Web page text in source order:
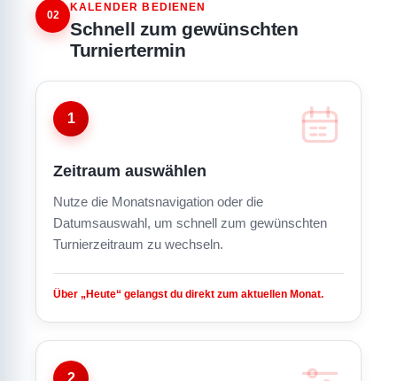
02
KALENDER BEDIENEN
Schnell zum gewünschten
Turniertermin
1
Zeitraum auswählen
Nutze die Monatsnavigation oder die
Datumsauswahl, um schnell zum gewünschten
Turnierzeitraum zu wechseln.
Über „Heute“ gelangst du direkt zum aktuellen Monat.
2